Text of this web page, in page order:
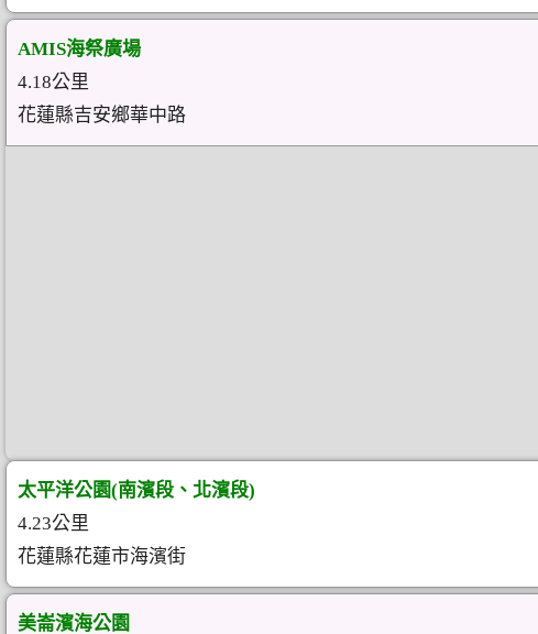
AMIS海祭廣場
4.18公里
花蓮縣吉安鄉華中路
太平洋公園(南濱段、北濱段)
4.23公里
花蓮縣花蓮市海濱街
美崙濱海公園